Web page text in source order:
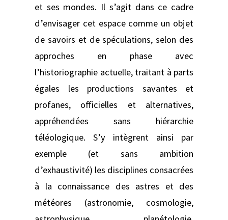
et ses mondes. Il s’agit dans ce cadre
d’envisager cet espace comme un objet
de savoirs et de spéculations, selon des
approches en phase avec
l’historiographie actuelle, traitant à parts
égales les productions savantes et
profanes, officielles et alternatives,
appréhendées sans hiérarchie
téléologique. S’y intègrent ainsi par
exemple (et sans ambition
d’exhaustivité) les disciplines consacrées
à la connaissance des astres et des
météores (astronomie, cosmologie,